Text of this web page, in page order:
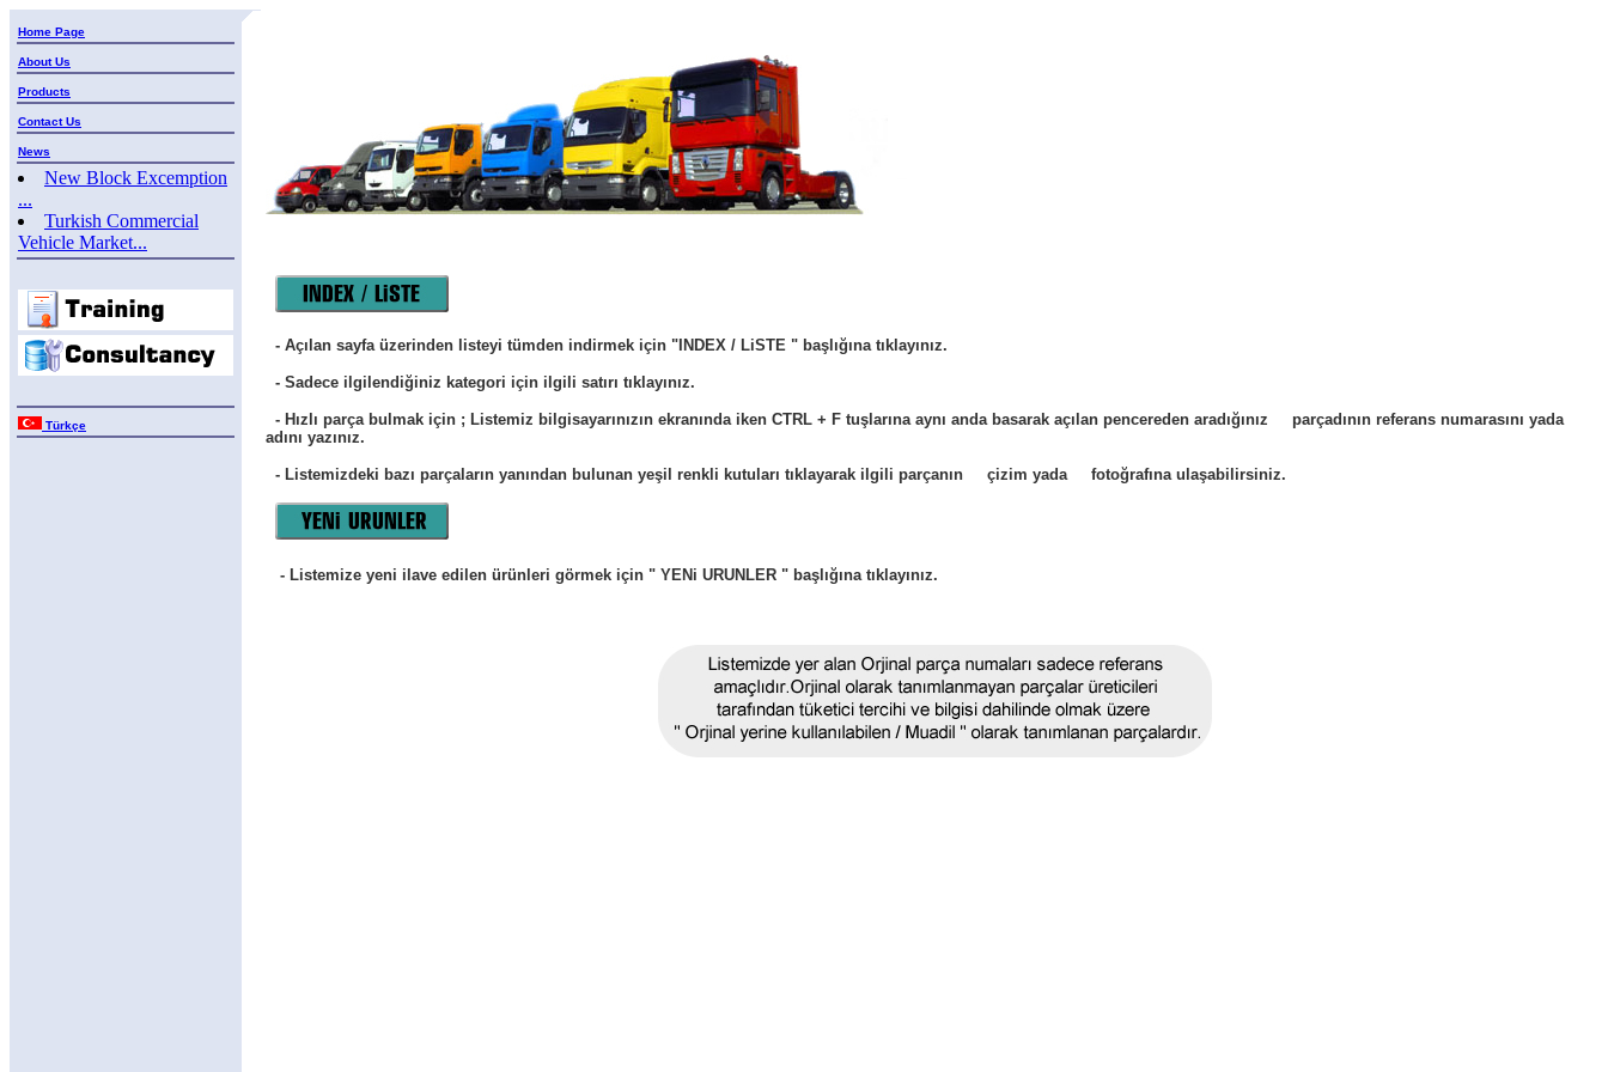
Home Page
About Us
Products
Contact Us
News
New Block Excemption
...
Turkish Commercial
Vehicle Market...
Türkçe
- Açılan sayfa üzerinden listeyi tümden indirmek için "INDEX / LiSTE " başlığına tıklayınız.
- Sadece ilgilendiğiniz kategori için ilgili satırı tıklayınız.
- Hızlı parça bulmak için ; Listemiz bilgisayarınızın ekranında iken CTRL + F tuşlarına aynı anda basarak açılan pencereden aradığınız parçadının referans numarasını yada
adını yazınız.
- Listemizdeki bazı parçaların yanından bulunan yeşil renkli kutuları tıklayarak ilgili parçanın çizim yada fotoğrafına ulaşabilirsiniz.
- Listemize yeni ilave edilen ürünleri görmek için " YENi URUNLER " başlığına tıklayınız.